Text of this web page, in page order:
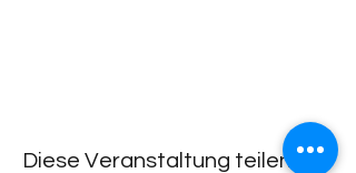
Diese Veranstaltung teilen